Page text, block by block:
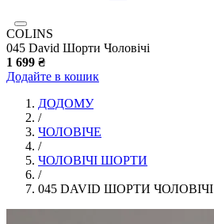
COLINS
045 David Шорти Чоловічі
1 699 ₴
Додайте в кошик
ДОДОМУ
/
ЧОЛОВІЧЕ
/
ЧОЛОВІЧІ ШОРТИ
/
045 DAVID ШОРТИ ЧОЛОВІЧІ